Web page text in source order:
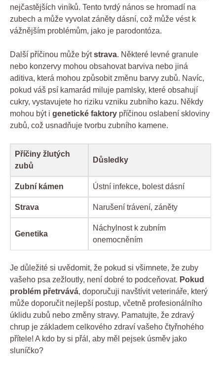
nejčastějších viníků. Tento tvrdý nános se hromadí na
zubech a může vyvolat záněty dásní, což může vést k
vážnějším problémům, jako je parodontóza.
Další příčinou může býtstrava. Některé levné granule
nebo konzervy mohou obsahovat barviva nebo jiná
aditiva, která mohou způsobit změnu barvy zubů. Navíc,
pokud váš psí kamarád miluje pamlsky, které obsahují
cukry, vystavujete ho riziku vzniku zubního kazu. Někdy
mohou být i genetické faktory příčinou oslabení skloviny
zubů, což usnadňuje tvorbu zubního kamene.
Příčiny žlutých
zubů
Důsledky
Zubní kámen Ústní infekce, bolest dásní
Strava Narušení trávení, záněty
Genetika
Náchylnost k zubním
onemocněním
Je důležité si uvědomit, že pokud si všimnete, že zuby
vašeho psa zežloutly, není dobré to podceňovat. Pokud
problém přetrvává, doporučuji navštívit veterináře, který
může doporučit nejlepší postup, včetně profesionálního
úklidu zubů nebo změny stravy. Pamatujte, že zdravý
chrup je základem celkového zdraví vašeho čtyřnohého
přítele! A kdo by si přál, aby měl pejsek úsměv jako
sluníčko?